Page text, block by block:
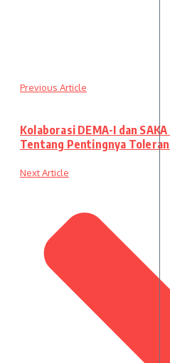
Previous Article
Kolaborasi DEMA-I dan
Tentang Pentingnya
Next Article